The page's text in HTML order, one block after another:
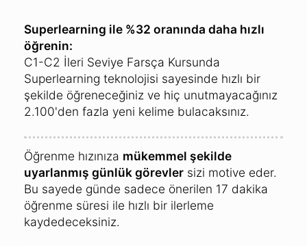
Superlearning ile %32 oranında daha hızlı
öğrenin:
C1-C2 İleri Seviye Farsça Kursunda
Superlearning teknolojisi sayesinde hızlı bir
şekilde öğreneceğiniz ve hiç unutmayacağınız
2.100'den fazla yeni kelime bulacaksınız.
Öğrenme hızınıza mükemmel şekilde
uyarlanmış günlük görevler sizi motive eder.
Bu sayede günde sadece önerilen 17 dakika
öğrenme süresi ile hızlı bir ilerleme
kaydedeceksiniz.